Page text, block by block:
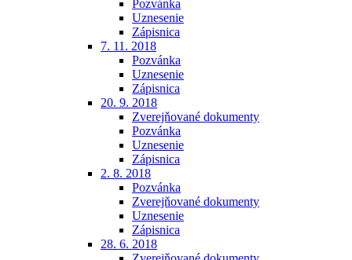
Pozvánka
Uznesenie
Zápisnica
7. 11. 2018
Pozvánka
Uznesenie
Zápisnica
20. 9. 2018
Zverejňované dokumenty
Pozvánka
Uznesenie
Zápisnica
2. 8. 2018
Pozvánka
Zverejňované dokumenty
Uznesenie
Zápisnica
28. 6. 2018